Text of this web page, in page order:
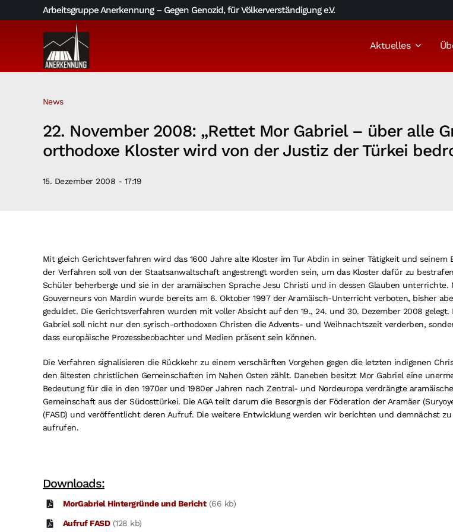
to
Arbeitsgruppe Anerkennung – Gegen Genozid, für Völkerverständigung e.V.
Aktuelles
News
22. November 2008: „Rettet Mor Gabriel – über alle
orthodoxe Kloster wird von der Justiz der Türkei
15. Dezember 2008 - 17:19
Mit gleich Gerichtsverfahren wird das 1600 Jahre alte Kloster im Tur Abdin in seiner Tätigkeit und seinem
der Verfahren soll von der Staatsanwaltschaft angestrengt worden sein, um das Kloster dafür zu
Schüler beherberge und sie in der aramäischen Sprache Jesu Christi und in dessen Glauben unterrichte.
Gouverneurs von Mardin wurde bereits am 6. Oktober 1997 der Aramäisch-Unterricht verboten, bisher
geduldet. Die Gerichtsverfahren wurden mit voller Absicht auf den 19., 24. und 30. Dezember 2008 gelegt.
Gabriel soll nicht nur den syrisch-orthodoxen Christen die Advents- und Weihnachtszeit verderben,
dass europäische Prozessbeobachter und Medien präsent sein können.
Die Verfahren signalisieren die Rückkehr zu einem verschärften Vorgehen gegen die letzten indigenen
den ältesten christlichen Gemeinschaften im Nahen Osten zählt. Daneben besitzt Mor Gabriel eine
Bedeutung für die in den 1970er und 1980er Jahren nach Zentral- und Nordeuropa verdrängte
Gemeinschaft aus der Südosttürkei. Die AGA teilt darum die Besorgnis der Föderation der Aramäer
(FASD) und veröffentlicht deren Aufruf. Die weitere Entwicklung werden wir berichten und demnächst
aufrufen.
Downloads:
MorGabriel Hintergründe und Bericht(66 kb)
Aufruf FASD(128 kb)